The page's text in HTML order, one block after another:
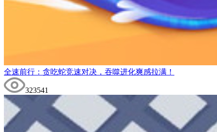
全速前行：贪吃蛇竞速对决，吞噬进化爽感拉满！
323541